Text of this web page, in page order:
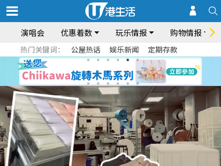
演唱会 优惠着数 玩乐情报 购物情报
热门关键词： 公屋热话 娱乐新闻 定期存款